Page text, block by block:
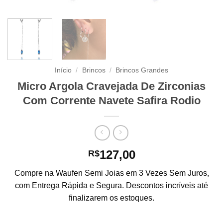
Início / Brincos / Brincos Grandes
Micro Argola Cravejada De Zirconias
Com Corrente Navete Safira Rodio
R$127,00
Compre na Waufen Semi Joias em 3 Vezes Sem Juros,
com Entrega Rápida e Segura. Descontos incríveis até
finalizarem os estoques.